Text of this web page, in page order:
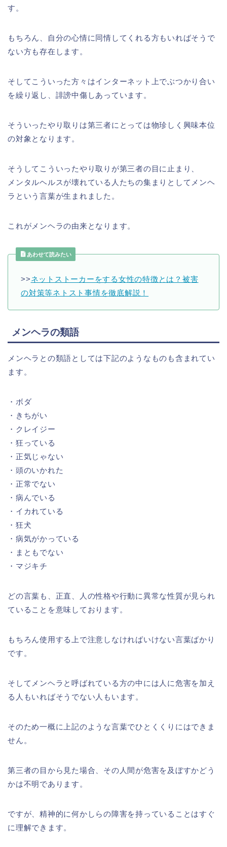
す。
もちろん、自分の心情に同情してくれる方もいればそうで
ない方も存在します。
そしてこういった方々はインターネット上でぶつかり合い
を繰り返し、誹謗中傷しあっています。
そういったやり取りは第三者にとっては物珍しく興味本位
の対象となります。
そうしてこういったやり取りが第三者の目に止まり、
メンタルヘルスが壊れている人たちの集まりとしてメンヘ
ラという言葉が生まれました。
これがメンヘラの由来となります。
あわせて読みたい
>>ネットストーカーをする女性の特徴とは？被害
の対策等ネトスト事情を徹底解説！
メンヘラの類語
メンヘラとの類語としては下記のようなものも含まれてい
ます。
・ボダ
・きちがい
・クレイジー
・狂っている
・正気じゃない
・頭のいかれた
・正常でない
・病んでいる
・イカれている
・狂犬
・病気がかっている
・まともでない
・マジキチ
どの言葉も、正直、人の性格や行動に異常な性質が見られ
ていることを意味しております。
もちろん使用する上で注意しなければいけない言葉ばかり
です。
そしてメンヘラと呼ばれている方の中には人に危害を加え
る人もいればそうでない人もいます。
そのため一概に上記のような言葉でひとくくりにはできま
せん。
第三者の目から見た場合、その人間が危害を及ぼすかどう
かは不明であります。
ですが、精神的に何かしらの障害を持っていることはすぐ
に理解できます。